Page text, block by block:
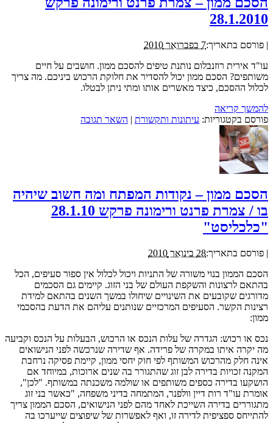
28.1.2010
| פורסם בתאריך:7 בפברואר 2010
עו"ד אירית רוזנבלום נותנת טיפים להסכם ממון. חושבים על חיים
משותפים? הסכם ממון יכול להסדיר את חלוקת הרכוש ביניכם. מה צריך
לכלול ההסכם, כיצד מאשרים אותו ומתי ניתן לבטלו.
להמשך קריאה
פורסם בקטגוריות: עיתונות ותקשורת | השאר תגובה
הסכם ממון – נקודות המפתח ומה חשוב שיהיה
בו / צמרת פרנט ורימונה פרקש 28.1.10
"כלכליסט"
| פורסם בתאריך:28 בינואר 2010
הסכם הממון בנוי משורה של התניות ויכול לכלול אין ספור סעיפים, הכל
בהתאם לרצונות והשקפת העולם של בני הזוג. קיימים גם הסכמים
מדורגים שקובעים את השינויים שיחולו במשך השנים בהתאם למידת
רצינות הקשר. הסעיפים המרכזיים שנותנים עליהם את הדעת בהסכמי
ממון:
נכס או רכוש: הגדרה של עלות הנכס או הרכוש, הבעלות על הנכס וקביעה
מה יקרה איתו במקרה של פרידה. אף שדירה שנרכשה לפני הנישואים
אינה חלק מהרכוש המשותף לפי חוק יחסי ממון, קיימת פסיקה נרחבת
המקנה זכויות בדירה לבן זוג שהתגורר בה שנים ארוכות, במיוחד אם
הושקעו בדירה כספים משותפים או שולמה משכנתה במשותף. "לכן",
אומרת עו"ד רות דיין וולפנר, המתמחה בדיני משפחה, "כאשר בני זוג
מתגוררים בדירה השייכת לאחד מהם לפני הנישואים, הסכם הממון צריך
להתייחס ספציפית לדירה זו, ואף לאפשרות של שיפוצים שייערכו בה